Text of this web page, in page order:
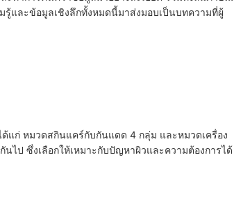
และข้อมูลเชิงลึกทั้งหมดนี้มาส่งมอบเป็นบทความที่ผู้
ก่ หมวดสกินแคร์กับกันแดด 4 กลุ่ม และหมวดเครื่อง
ไป ซึ่งเลือกให้เหมาะกับปัญหาผิวและความต้องการได้